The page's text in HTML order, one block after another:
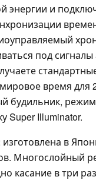
энергии и
под
время для
будильник, режим
Super Illuminator.
в
Многослойный
касание в три